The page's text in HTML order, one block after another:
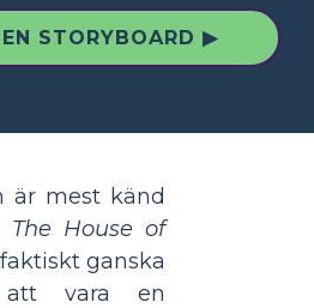
STORYBOARD ▶
är mest känd
The House of
ganska
att vara en